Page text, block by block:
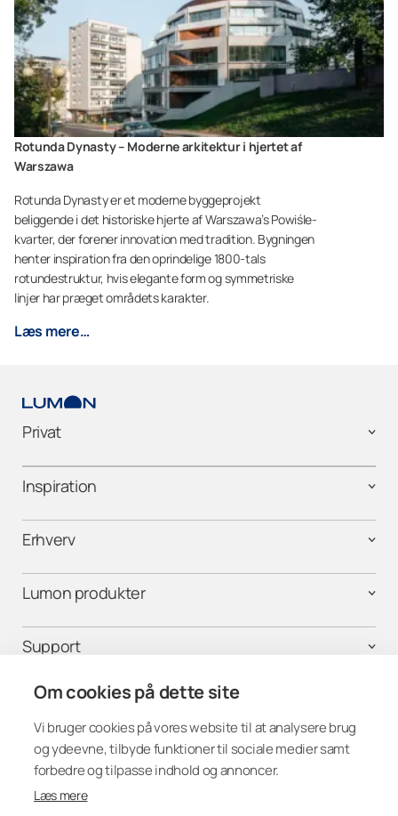
Om cookies på dette site
Vi bruger cookies på vores website til at analysere brug
og ydeevne, tilbyde funktioner til sociale medier samt
forbedre og tilpasse indhold og annoncer.
Læs mere
Rotunda Dynasty – Moderne arkitektur i hjertet af
Warszawa
Rotunda Dynasty er et moderne byggeprojekt
beliggende i det historiske hjerte af Warszawa’s Powiśle-
kvarter, der forener innovation med tradition. Bygningen
henter inspiration fra den oprindelige 1800-tals
rotundestruktur, hvis elegante form og symmetriske
linjer har præget områdets karakter.
Læs mere…
Privat
Inspiration
Erhverv
Lumon produkter
Support
Følg os på